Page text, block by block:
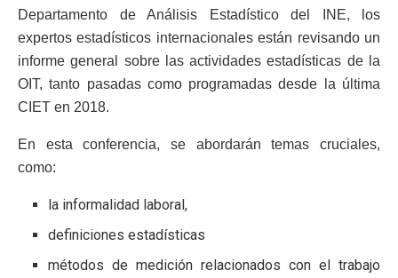
Departamento de Análisis Estadístico del INE, los
expertos estadísticos internacionales están revisando un
informe general sobre las actividades estadísticas de la
OIT, tanto pasadas como programadas desde la última
CIET en 2018.
En esta conferencia, se abordarán temas cruciales,
como:
la informalidad laboral,
definiciones estadísticas
métodos de medición relacionados con el trabajo